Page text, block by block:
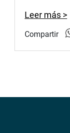
Leer más >
Compartir